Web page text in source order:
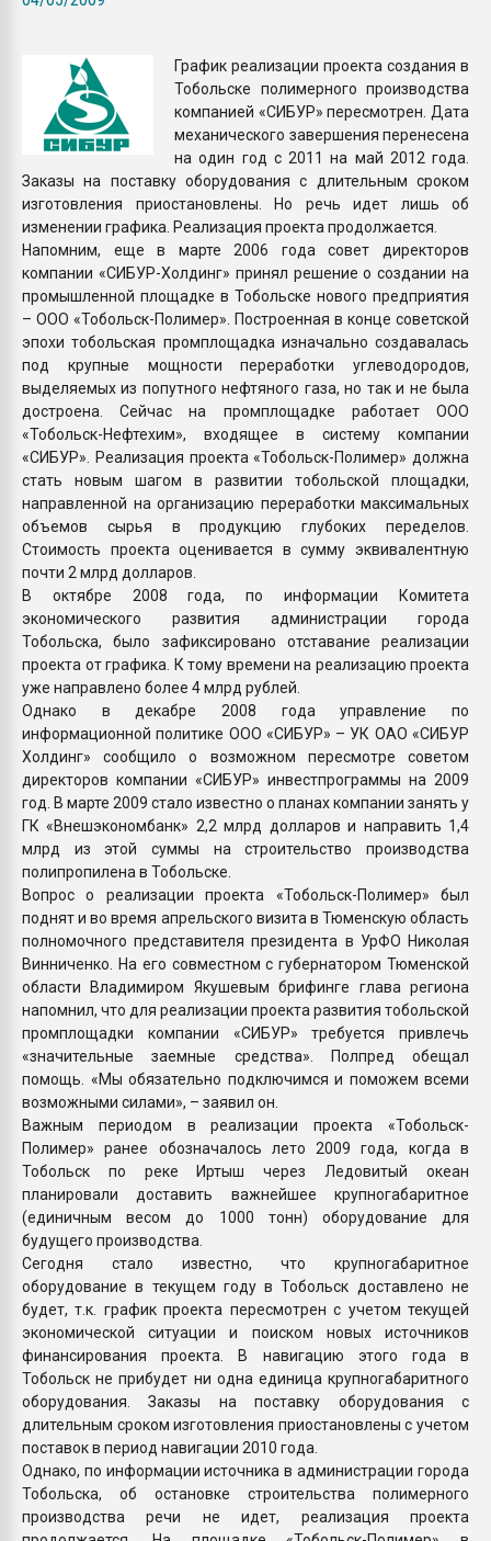
ПЕРЕЙТИ НА
График реализации проекта создания в
Тобольске полимерного производства
компанией «СИБУР» пересмотрен. Дата
механического завершения перенесена
на один год с 2011 на май 2012 года.
Заказы на поставку оборудования с длительным сроком
изготовления приостановлены. Но речь идет лишь об
изменении графика. Реализация проекта продолжается.
Напомним, еще в марте 2006 года совет директоров
компании «СИБУР-Холдинг» принял решение о создании на
промышленной площадке в Тобольске нового предприятия
– ООО «Тобольск-Полимер». Построенная в конце советской
эпохи тобольская промплощадка изначально создавалась
под крупные мощности переработки углеводородов,
выделяемых из попутного нефтяного газа, но так и не была
достроена. Сейчас на промплощадке работает ООО
«Тобольск-Нефтехим», входящее в систему компании
«СИБУР». Реализация проекта «Тобольск-Полимер» должна
стать новым шагом в развитии тобольской площадки,
направленной на организацию переработки максимальных
объемов сырья в продукцию глубоких переделов.
Стоимость проекта оценивается в сумму эквивалентную
почти 2 млрд долларов.
В октябре 2008 года, по информации Комитета
экономического развития администрации города
Тобольска, было зафиксировано отставание реализации
проекта от графика. К тому времени на реализацию проекта
уже направлено более 4 млрд рублей.
Однако в декабре 2008 года управление по
информационной политике ООО «СИБУР» – УК ОАО «СИБУР
Холдинг» сообщило о возможном пересмотре советом
директоров компании «СИБУР» инвестпрограммы на 2009
год. В марте 2009 стало известно о планах компании занять у
ГК «Внешэкономбанк» 2,2 млрд долларов и направить 1,4
млрд из этой суммы на строительство производства
полипропилена в Тобольске.
Вопрос о реализации проекта «Тобольск-Полимер» был
поднят и во время апрельского визита в Тюменскую область
полномочного представителя президента в УрФО Николая
Винниченко. На его совместном с губернатором Тюменской
области Владимиром Якушевым брифинге глава региона
напомнил, что для реализации проекта развития тобольской
промплощадки компании «СИБУР» требуется привлечь
«значительные заемные средства». Полпред обещал
помощь. «Мы обязательно подключимся и поможем всеми
возможными силами», – заявил он.
Важным периодом в реализации проекта «Тобольск-
Полимер» ранее обозначалось лето 2009 года, когда в
Тобольск по реке Иртыш через Ледовитый океан
планировали доставить важнейшее крупногабаритное
(единичным весом до 1000 тонн) оборудование для
будущего производства.
Сегодня стало известно, что крупногабаритное
оборудование в текущем году в Тобольск доставлено не
будет, т.к. график проекта пересмотрен с учетом текущей
экономической ситуации и поиском новых источников
финансирования проекта. В навигацию этого года в
Тобольск не прибудет ни одна единица крупногабаритного
оборудования. Заказы на поставку оборудования с
длительным сроком изготовления приостановлены с учетом
поставок в период навигации 2010 года.
Однако, по информации источника в администрации города
Тобольска, об остановке строительства полимерного
производства речи не идет, реализация проекта